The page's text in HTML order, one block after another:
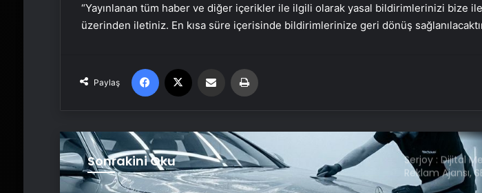
“Yayınlanan tüm haber ve diğer içerikler ile ilgili olarak yasal bildirimlerinizi bize
üzerinden iletiniz. En kısa süre içerisinde bildirimlerinize geri dönüş
Paylaş
Facebook Email'den paylaş
Sonrakini Oku
TCG
UETDS Nedir ?
Dijital